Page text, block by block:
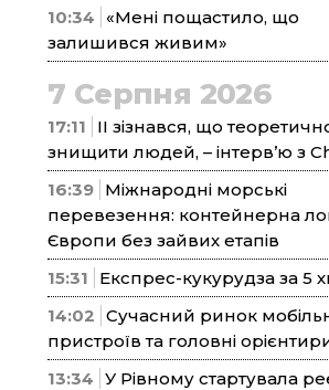
10:34
«Мені пощастило, що
залишився живим»
7 Серпня 2026
17:11
ІІ зізнався, що
знищити людей, – інтерв’ю з
16:39 Міжнародні морські
перевезення: контейнерна
Європи без зайвих етапів
15:31
Експрес-кукурудза за 5
14:02 Сучасний ринок
пристроїв та головні
13:34 У Рівному стартувала